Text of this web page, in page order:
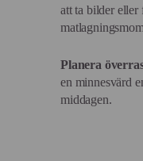
att ta bilder eller
Planera
en minnesvärd
middagen.